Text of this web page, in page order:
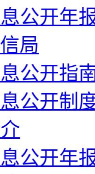
公开年
局
公开指
公开制
公开年